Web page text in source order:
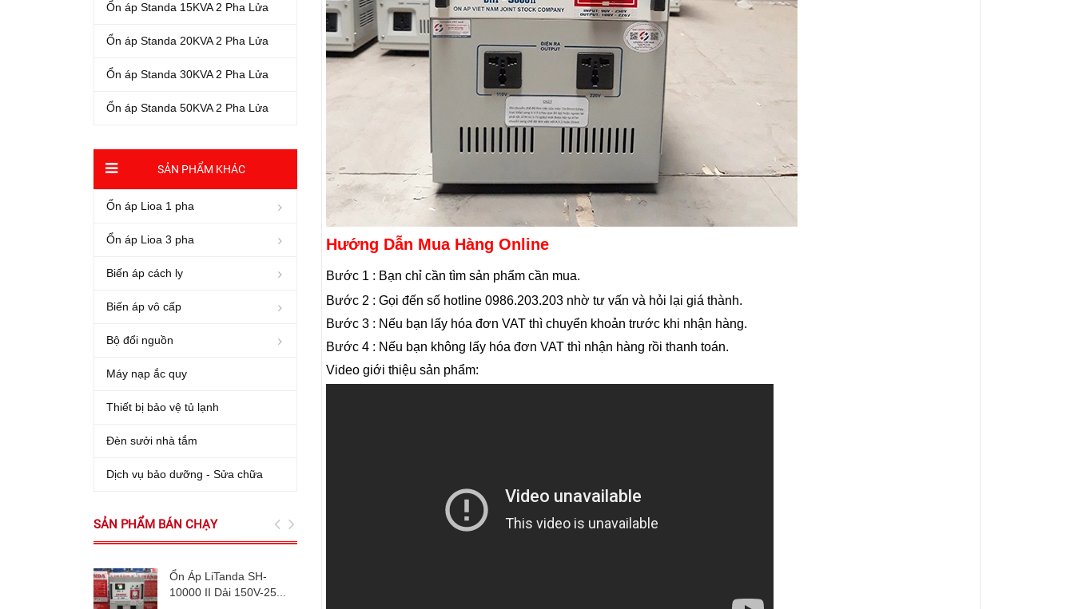
Ổn áp Standa 15KVA 2 Pha Lửa
Ổn áp Standa 20KVA 2 Pha Lửa
Ổn áp Standa 30KVA 2 Pha Lửa
Ổn áp Standa 50KVA 2 Pha Lửa
SẢN PHẨM KHÁC
Ổn áp Lioa 1 pha
Ổn áp Lioa 3 pha
Biến áp cách ly
Biến áp vô cấp
Bộ đổi nguồn
Máy nạp ắc quy
Thiết bị bảo vệ tủ lạnh
Đèn sưởi nhà tắm
Dịch vụ bảo dưỡng - Sửa chữa
SẢN PHẨM BÁN CHẠY
Ổn Áp LiTanda SH-
10000 II Dải 150V-25...
Hướng Dẫn Mua Hàng Online
Bước 1 : Bạn chỉ cần tìm sản phẩm cần mua.
Bước 2 : Gọi đến số hotline 0986.203.203 nhờ tư vấn và hỏi lại giá thành.
Bước 3 : Nếu bạn lấy hóa đơn VAT thì chuyển khoản trước khi nhận hàng.
Bước 4 : Nếu bạn không lấy hóa đơn VAT thì nhận hàng rồi thanh toán.
Video giới thiệu sản phẩm: